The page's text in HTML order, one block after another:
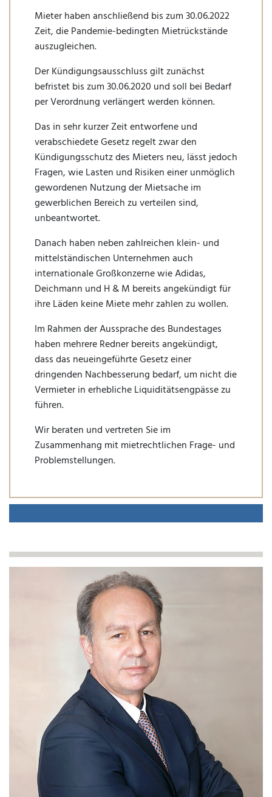
Mieter haben anschließend bis zum 30.06.2022
Zeit, die Pandemie-bedingten Mietrückstände
auszugleichen.
Der Kündigungsausschluss gilt zunächst
befristet bis zum 30.06.2020 und soll bei Bedarf
per Verordnung verlängert werden können.
Das in sehr kurzer Zeit entworfene und
verabschiedete Gesetz regelt zwar den
Kündigungsschutz des Mieters neu, lässt jedoch
Fragen, wie Lasten und Risiken einer unmöglich
gewordenen Nutzung der Mietsache im
gewerblichen Bereich zu verteilen sind,
unbeantwortet.
Danach haben neben zahlreichen klein- und
mittelständischen Unternehmen auch
internationale Großkonzerne wie Adidas,
Deichmann und H & M bereits angekündigt für
ihre Läden keine Miete mehr zahlen zu wollen.
Im Rahmen der Aussprache des Bundestages
haben mehrere Redner bereits angekündigt,
dass das neueingeführte Gesetz einer
dringenden Nachbesserung bedarf, um nicht die
Vermieter in erhebliche Liquiditätsengpässe zu
führen.
Wir beraten und vertreten Sie im
Zusammenhang mit mietrechtlichen Frage- und
Problemstellungen.